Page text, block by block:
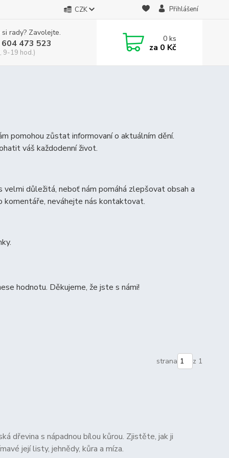
CZK Přihlášení
rady? Zavolejte.
473 523
9-19 hod.)
0ks
za 0 Kč
pomohou zůstat informovaní o aktuálním dění.
váš každodenní život.
velmi důležitá, neboť nám pomáhá zlepšovat obsah a
komentáře, neváhejte nás kontaktovat.
hodnotu. Děkujeme, že jste s námi!
strana z 1
dřevina s nápadnou bílou kůrou. Zjistěte, jak ji
její listy, jehnědy, kůra a míza.